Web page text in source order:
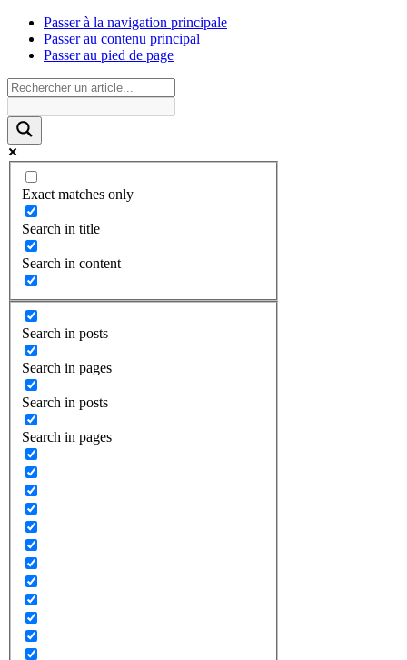
Passer à la navigation principale
Passer au contenu principal
Passer au pied de page
Exact matches only
Search in title
Search in content
Search in posts
Search in pages
Search in posts
Search in pages